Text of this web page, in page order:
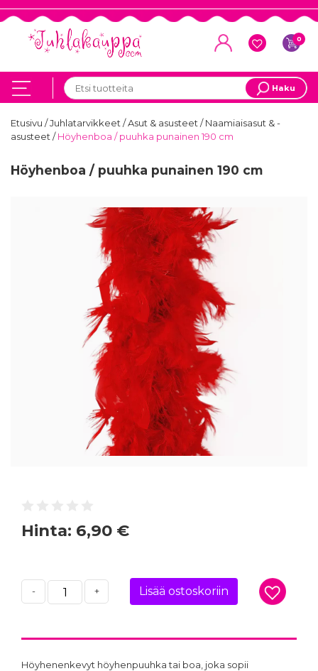
0
Haku
Etusivu /Juhlatarvikkeet/Asut & asusteet/Naamiaisasut & -
asusteet/Höyhenboa / puuhka punainen 190 cm
Höyhenboa / puuhka punainen 190 cm
Hinta: 6,90 €
- + Lisää ostoskoriin
Höyhenenkevyt höyhenpuuhka tai boa, joka sopii